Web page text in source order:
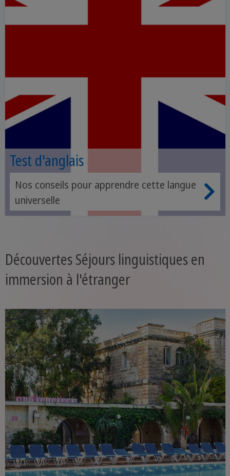
Test d'anglais
Nos conseils pour apprendre cette langue
universelle
Découvertes Séjours linguistiques en
immersion à l'étranger